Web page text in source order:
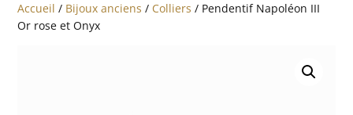
Accueil / Bijoux anciens / Colliers / Pendentif Napoléon III
Or rose et Onyx